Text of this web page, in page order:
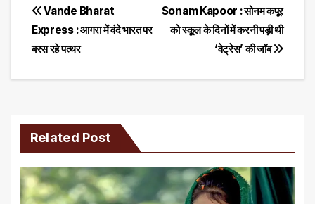
Post
navigation
Sonam Kapoor : सोनम कपूर
को स्कूल के दिनों में करनी पड़ी थी
‘वेट्रेस’ की जॉब
Vande Bharat
Express : आगरा में वंदे भारत पर
बरस रहे पत्थर
Related Post